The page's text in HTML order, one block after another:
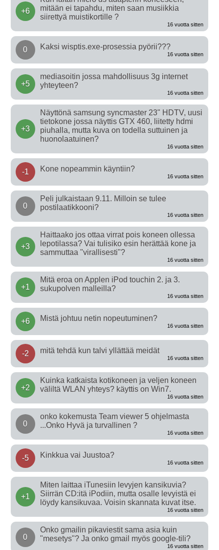
+6
mitään ei tapahdu, miten saan musiikkia
siirettyä muistikortille ?
16 vuotta sitten
0 Kaksi wisptis.exe-prosessia pyörii???
16 vuotta sitten
+5
mediasoitin jossa mahdollisuus 3g internet
yhteyteen?
16 vuotta sitten
+3
Näyttönä samsung syncmaster 23" HDTV, uusi
tietokone jossa näyttis GTX 460, liitetty hdmi
piuhalla, mutta kuva on todella suttuinen ja
huonolaatuinen?
16 vuotta sitten
-1 Kone nopeammin käyntiin?
16 vuotta sitten
0
Peli julkaistaan 9.11. Milloin se tulee
postilaatikkooni?
16 vuotta sitten
+3
Haittaako jos ottaa virrat pois koneen ollessa
lepotilassa? Vai tulisiko esin herättää kone ja
sammuttaa "virallisesti"?
16 vuotta sitten
+1
Mitä eroa on Applen iPod touchin 2. ja 3.
sukupolven malleilla?
16 vuotta sitten
+6 Mistä johtuu netin nopeutuminen?
16 vuotta sitten
-2 mitä tehdä kun talvi yllättää meidät
16 vuotta sitten
+2
Kuinka katkaista kotikoneen ja veljen koneen
väliltä WLAN yhteys? käyttis on Win7.
16 vuotta sitten
0
onko kokemusta Team viewer 5 ohjelmasta
...Onko Hyvä ja turvallinen ?
16 vuotta sitten
-5 Kinkkua vai Juustoa?
16 vuotta sitten
+1
Miten laittaa iTunesiin levyjen kansikuvia?
Siirrän CD:itä iPodiin, mutta osalle levyistä ei
löydy kansikuvaa. Voisin skannata kuvat itse.
16 vuotta sitten
0
Onko gmailin pikaviestit sama asia kuin
"mesetys"? Ja onko gmail myös google-tili?
16 vuotta sitten